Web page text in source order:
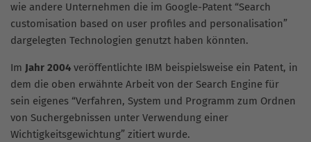
wie andere Unternehmen die im Google-Patent “Search
customisation based on user profiles and personalisation”
dargelegten Technologien genutzt haben könnten.
Im Jahr 2004 veröffentlichte IBM beispielsweise ein Patent, in
dem die oben erwähnte Arbeit von der Search Engine für
sein eigenes “Verfahren, System und Programm zum Ordnen
von Suchergebnissen unter Verwendung einer
Wichtigkeitsgewichtung” zitiert wurde.